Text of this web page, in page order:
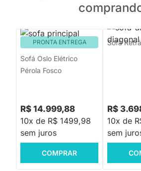
PRONTA ENTREGA
Sofá Oslo Elétrico
Pérola Fosco
R$ 14.999,88
10x de R$ 1499,98
sem juros
COMPRAR
Sofá
R$
10x de
sem